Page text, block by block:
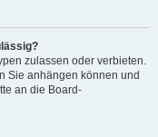
zulassen oder verbieten.
Sie anhängen können und
an die Board-